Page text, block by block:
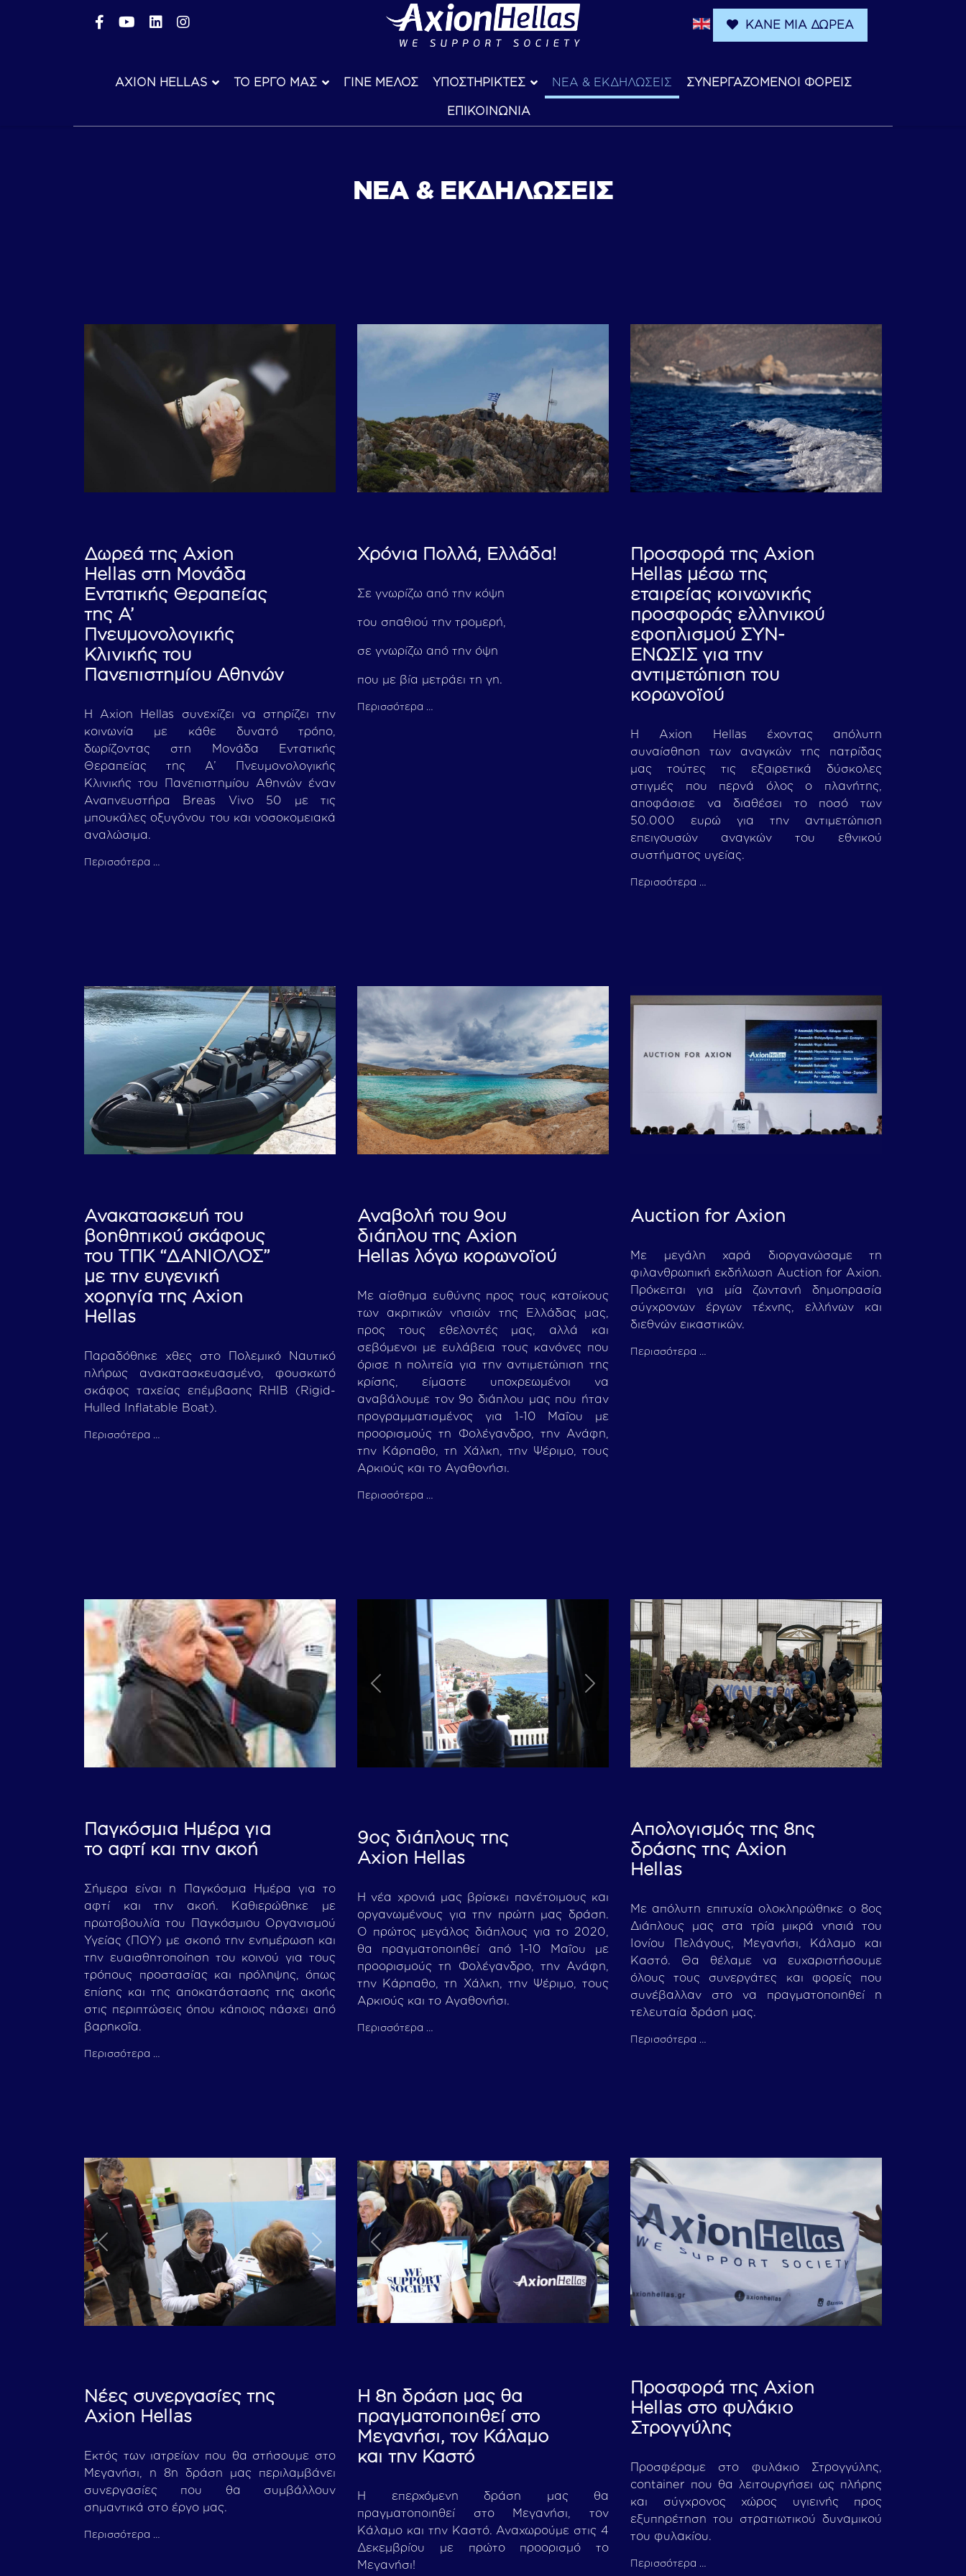
ΚΑΝΕ ΜΙΑ ΔΩΡΕΑ
AXION HELLAS ΤΟ ΕΡΓΟ ΜΑΣ ΓΙΝΕ ΜΕΛΟΣ ΥΠΟΣΤΗΡΙΚΤΕΣ ΝΕΑ & ΕΚΔΗΛΩΣΕΙΣ ΣΥΝΕΡΓΑΖΟΜΕΝΟΙ ΦΟΡΕΙΣ
ΕΠΙΚΟΙΝΩΝΙΑ
ΝΕΑ & ΕΚΔΗΛΩΣΕΙΣ
Δωρεά της Axion
Hellas στη Μονάδα
Εντατικής Θεραπείας
της Α’
Πνευμονολογικής
Κλινικής του
Πανεπιστημίου Αθηνών
Η Axion Hellas συνεχίζει να στηρίζει την
κοινωνία με κάθε δυνατό τρόπο,
δωρίζοντας στη Μονάδα Εντατικής
Θεραπείας της Α’ Πνευμονολογικής
Κλινικής του Πανεπιστημίου Αθηνών έναν
Αναπνευστήρα Breas Vivo 50 με τις
μπουκάλες οξυγόνου του και νοσοκομειακά
αναλώσιμα.
Περισσότερα …
Χρόνια Πολλά, Ελλάδα!
Σε γνωρίζω από την κόψη
του σπαθιού την τρομερή,
σε γνωρίζω από την όψη
που με βία μετράει τη γη.
Περισσότερα …
Προσφορά της Axion
Hellas μέσω της
εταιρείας κοινωνικής
προσφοράς ελληνικού
εφοπλισμού ΣΥΝ-
ΕΝΩΣΙΣ για την
αντιμετώπιση του
κορωνoϊού
H Axion Hellas έχοντας απόλυτη
συναίσθηση των αναγκών της πατρίδας
μας τούτες τις εξαιρετικά δύσκολες
στιγμές που περνά όλος ο πλανήτης,
αποφάσισε να διαθέσει το ποσό των
50.000 ευρώ για την αντιμετώπιση
επειγουσών αναγκών του εθνικού
συστήματος υγείας.
Περισσότερα …
Ανακατασκευή του
βοηθητικού σκάφους
του ΤΠΚ “ΔΑΝΙΟΛΟΣ”
με την ευγενική
χορηγία της Axion
Hellas
Παραδόθηκε χθες στο Πολεμικό Ναυτικό
πλήρως ανακατασκευασμένο, φουσκωτό
σκάφος ταχείας επέμβασης RHIB (Rigid-
Hulled Inflatable Boat).
Περισσότερα …
Αναβολή του 9ου
διάπλου της Axion
Hellas λόγω κορωνoϊού
Με αίσθημα ευθύνης προς τους κατοίκους
των ακριτικών νησιών της Ελλάδας μας,
προς τους εθελοντές μας, αλλά και
σεβόμενοι με ευλάβεια τους κανόνες που
όρισε η πολιτεία για την αντιμετώπιση της
κρίσης, είμαστε υποχρεωμένοι να
αναβάλουμε τον 9ο διάπλου μας που ήταν
προγραμματισμένος για 1-10 Μαΐου με
προορισμούς τη Φολέγανδρο, την Ανάφη,
την Κάρπαθο, τη Χάλκη, την Ψέριμο, τους
Αρκιούς και το Αγαθονήσι.
Περισσότερα …
Auction for Axion
Με μεγάλη χαρά διοργανώσαμε τη
φιλανθρωπική εκδήλωση Auction for Axion.
Πρόκειται για μία ζωντανή δημοπρασία
σύγχρονων έργων τέχνης, ελλήνων και
διεθνών εικαστικών.
Περισσότερα …
Παγκόσμια Ημέρα για
το αφτί και την ακοή
Σήμερα είναι η Παγκόσμια Ημέρα για το
αφτί και την ακοή. Καθιερώθηκε με
πρωτοβουλία του Παγκόσμιου Οργανισμού
Υγείας (ΠΟΥ) με σκοπό την ενημέρωση και
την ευαισθητοποίηση του κοινού για τους
τρόπους προστασίας και πρόληψης, όπως
επίσης και της αποκατάστασης της ακοής
στις περιπτώσεις όπου κάποιος πάσχει από
βαρηκοΐα.
Περισσότερα …
Previous Next
9ος διάπλους της
Axion Hellas
Η νέα χρονιά μας βρίσκει πανέτοιμους και
οργανωμένους για την πρώτη μας δράση.
Ο πρώτος μεγάλος διάπλους για το 2020,
θα πραγματοποιηθεί από 1-10 Μαΐου με
προορισμούς τη Φολέγανδρο, την Ανάφη,
την Κάρπαθο, τη Χάλκη, την Ψέριμο, τους
Αρκιούς και το Αγαθονήσι.
Περισσότερα …
Απολογισμός της 8ης
δράσης της Axion
Hellas
Με απόλυτη επιτυχία ολοκληρώθηκε ο 8ος
Διάπλους μας στα τρία μικρά νησιά του
Ιονίου Πελάγους, Μεγανήσι, Κάλαμο και
Καστό. Θα θέλαμε να ευχαριστήσουμε
όλους τους συνεργάτες και φορείς που
συνέβαλλαν στο να πραγματοποιηθεί η
τελευταία δράση μας.
Περισσότερα …
Previous Next
Νέες συνεργασίες της
Axion Hellas
Εκτός των ιατρείων που θα στήσουμε στο
Μεγανήσι, η 8η δράση μας περιλαμβάνει
συνεργασίες που θα συμβάλλουν
σημαντικά στο έργο μας.
Περισσότερα …
Previous Next
Η 8η δράση μας θα
πραγματοποιηθεί στο
Μεγανήσι, τον Κάλαμο
και την Καστό
Η επερχόμενη δράση μας θα
πραγματοποιηθεί στο Μεγανήσι, τον
Κάλαμο και την Καστό. Αναχωρούμε στις 4
Δεκεμβρίου με πρώτο προορισμό το
Μεγανήσι!
Προσφορά της Axion
Hellas στο φυλάκιο
Στρογγύλης
Προσφέραμε στο φυλάκιο Στρογγύλης,
container που θα λειτουργήσει ως πλήρης
και σύγχρονος χώρος υγιεινής προς
εξυπηρέτηση του στρατιωτικού δυναμικού
του φυλακίου.
Περισσότερα …